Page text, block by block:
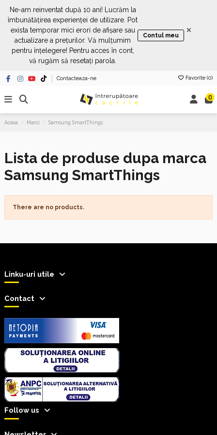
Ne-am reinventat după 10 ani! Lucrăm la
îmbunătățirea experienței de utilizare. Pot
exista temporar mici erori de afișare sau
actualizare a prețurilor. Vă mulțumim
pentru înțelegere! Pentru acces în cont,
vă rugăm să resetați parola.
Contul meu ×
Contacteaza-ne Favorite (0)
0
Acasa Marci Samsung SmartThings
Lista de produse dupa marca
Samsung SmartThings
There are no products.
Linku-uri utile
Contact
Follow us